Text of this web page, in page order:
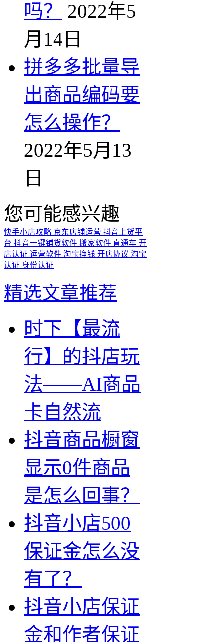
吗？
2022年5
月14日
拼多多批量导
出商品编码要
怎么操作？
2022年5月13
日
您可能感兴趣
快手小店攻略 京东店铺运营 抖音上货平
台 抖音一键铺货软件 搬家软件 直通车 开
店认证 运营软件 淘宝挣钱 开店协议 淘宝
认证 身份认证
精选文章推荐
时下【最流
行】的抖店玩
法——AI商品
卡自然流
抖音商品橱窗
显示0件商品
是怎么回事？
抖音小店500
保证金怎么没
有了？
抖音小店保证
金和作者保证